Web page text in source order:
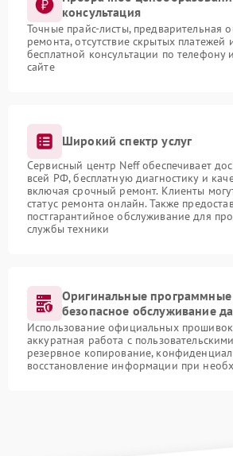
консультация
Точные прайс-листы, предварительная
ремонта, отсутствие скрытых платежей
бесплатной консультации по телефону
сайте
Широкий спектр услуг
Сервисный центр Neff обеспечивает
всей РФ, бесплатную диагностику и
включая срочный ремонт. Клиенты
статус ремонта онлайн. Также
постгарантийное обслуживание для
службы техники
Оригинальные
безопасное обслуживание
Использование официальных
аккуратная работа с
резервное копирование,
восстановление информации при